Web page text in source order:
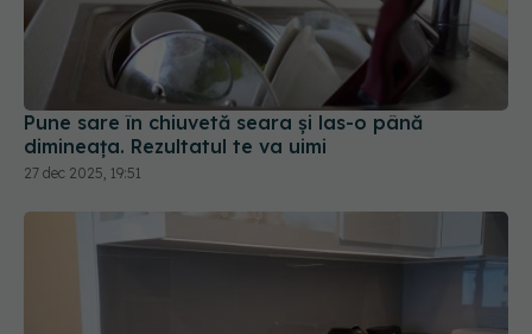
Pune sare în chiuvetă seara și las-o până
dimineața. Rezultatul te va uimi
27 dec 2025, 19:51